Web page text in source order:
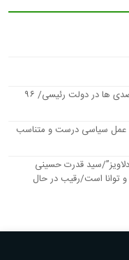
سکوتِ دبش قالیباف در مقابل فساد ۴ درصدی ها در دولت رئیسی/ ۹۶
عمل سیاسی درست و متناسب
سید قدرت حسینی
توانا است/رقیب در حال